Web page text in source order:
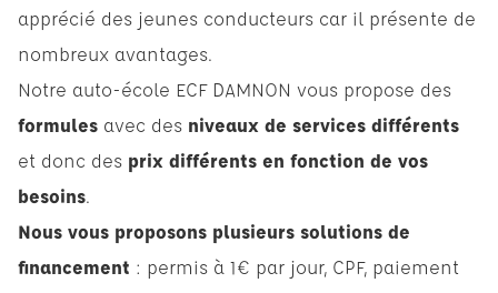
apprécié des jeunes conducteurs car il présente de
nombreux avantages.
Notre auto-école ECF DAMNON vous propose des
formules avec des niveaux de services différents
et donc des prix différents en fonction de vos
besoins.
Nous vous proposons plusieurs solutions de
financement : permis à 1€ par jour, CPF, paiement